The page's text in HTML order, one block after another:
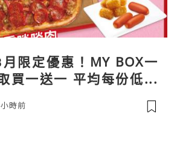
限定優惠！MY BOX一
買一送一 平均每份低至
時前